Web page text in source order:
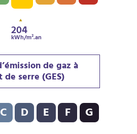
204
kWh/m².an
de gaz à
serre (GES)
de gaz à effet de serre (GES) : A - 2
C D E F G